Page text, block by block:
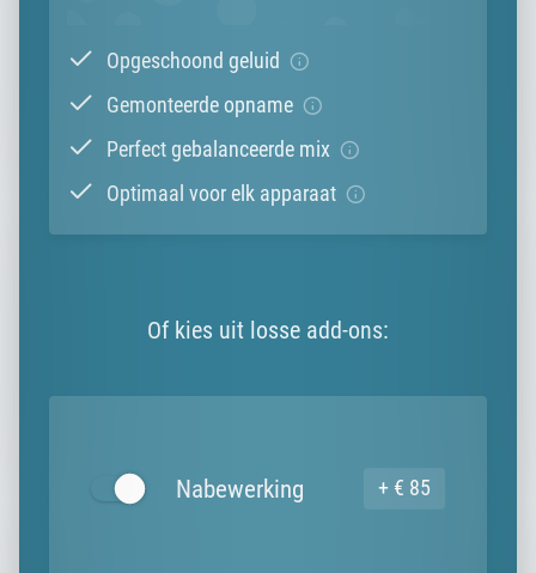
Opgeschoond geluid
Gemonteerde opname
Perfect gebalanceerde mix
Optimaal voor elk apparaat
Of kies uit losse add-ons:
+ € 85
Nabewerking